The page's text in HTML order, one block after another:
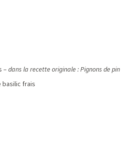
–dans la recette originale : Pignons de pin
basilic frais